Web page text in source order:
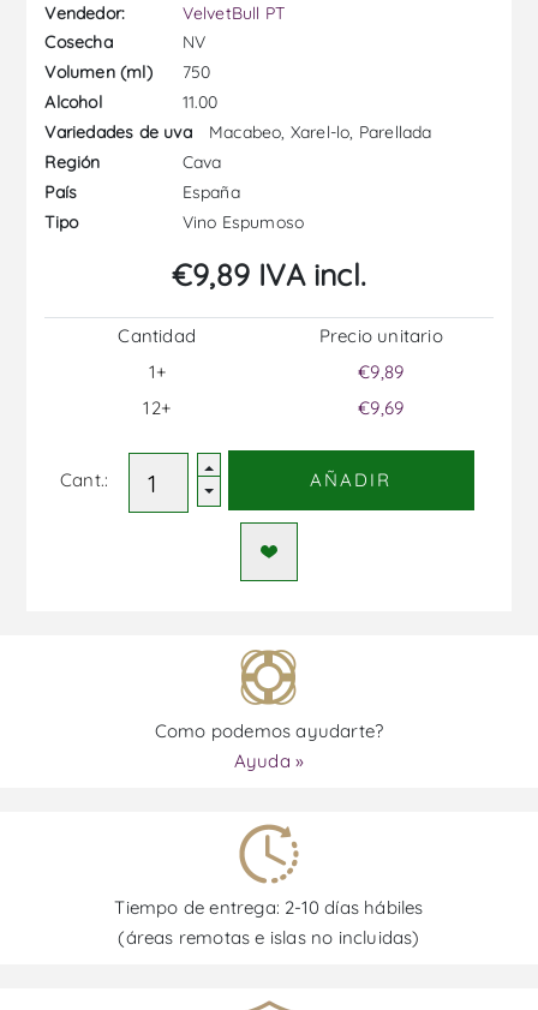
Vendedor:
VelvetBull PT
Cosecha
NV
Volumen (ml)
750
Alcohol
11.00
Variedades de uva
Macabeo, Xarel-lo, Parellada
Región
Cava
País
España
Tipo
Vino Espumoso
€9,89 IVA incl.
Cantidad
1+
12+
Precio unitario
€9,89
€9,69
Cant.: AÑADIR
Como podemos ayudarte?
Ayuda »
Tiempo de entrega: 2-10 días hábiles
(áreas remotas e islas no incluidas)